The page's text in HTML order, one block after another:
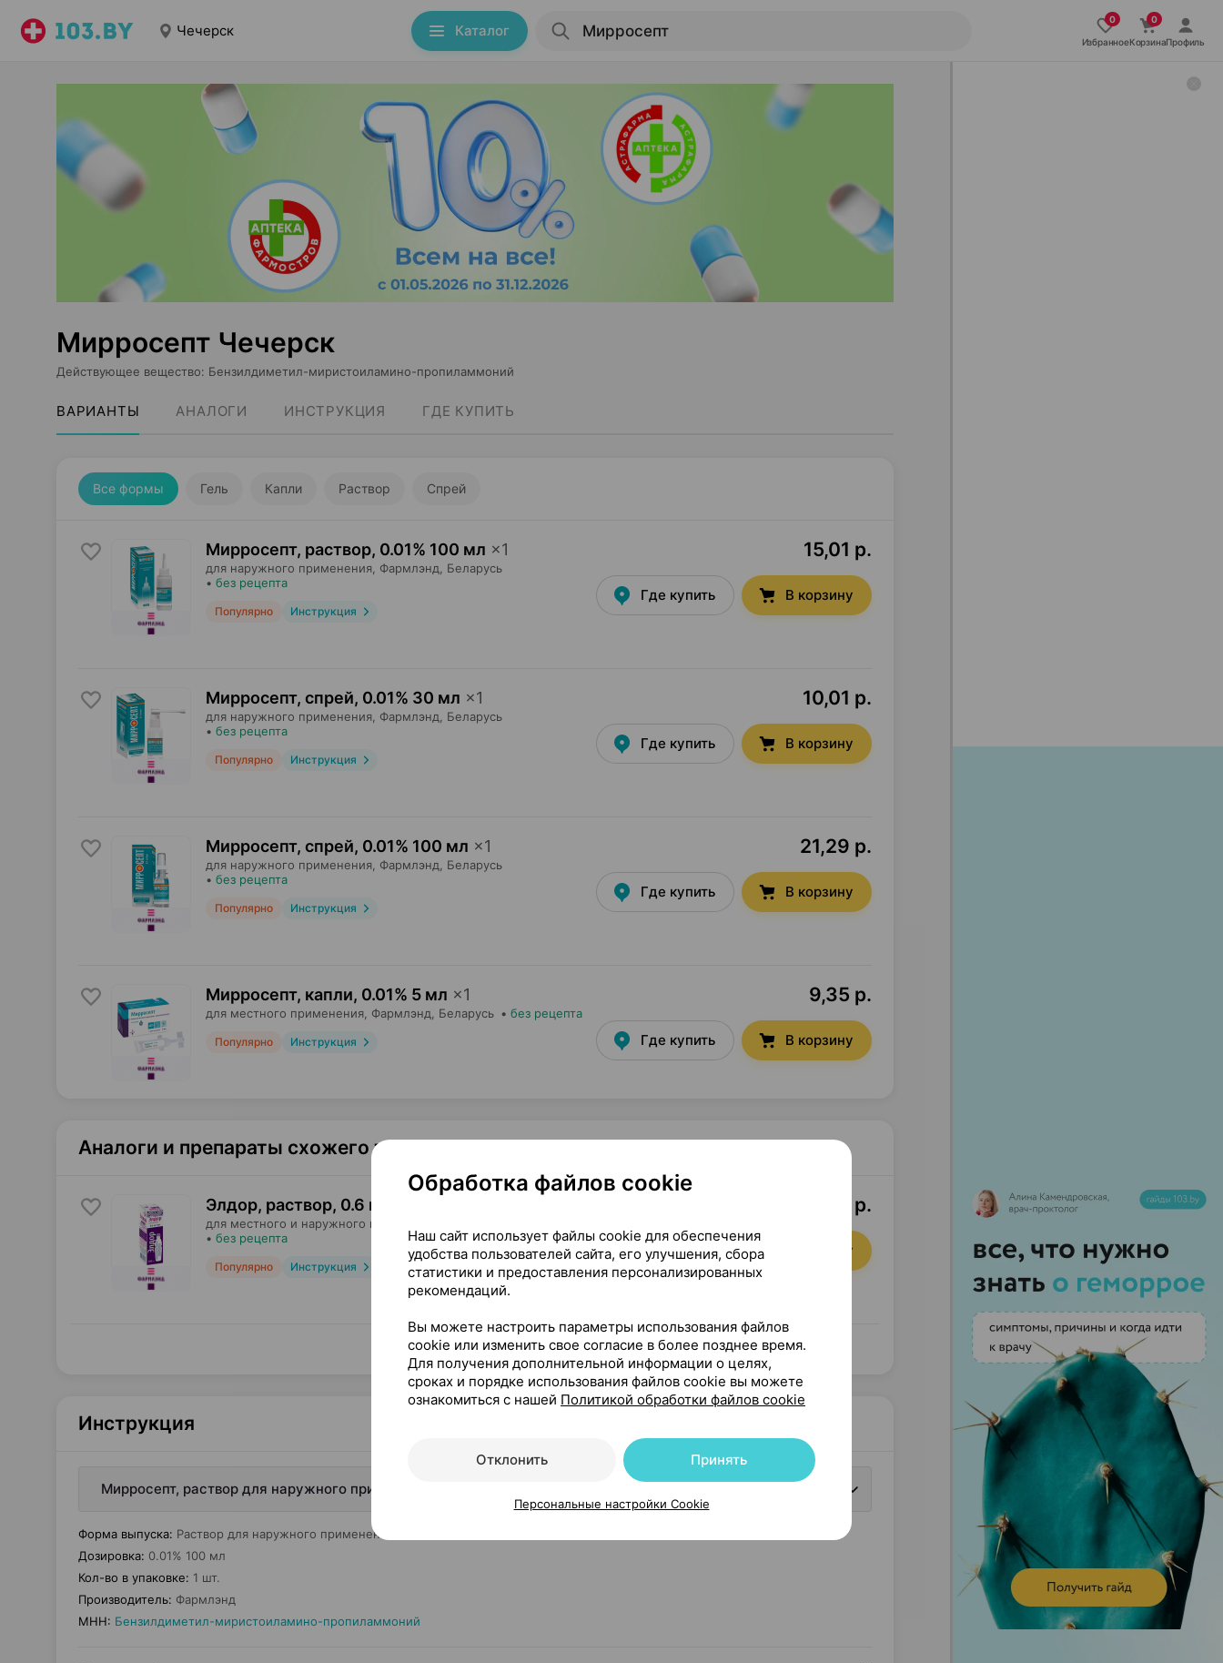
Чечерск Каталог
ИзбранноеКорзинаПрофиль
Мирросепт Чечерск
Действующее вещество: Бензилдиметил-миристоиламино-пропиламмоний
ВАРИАНТЫ АНАЛОГИ ИНСТРУКЦИЯ ГДЕ КУПИТЬ
Все формы Гель Капли Раствор Спрей
Мирросепт, раствор, 0.01% 100 мл ×1
для наружного применения, Фармлэнд , Беларусь
• без рецепта
Популярно Инструкция
15,01 р.
Где купить В корзину
Мирросепт, спрей, 0.01% 30 мл ×1
для наружного применения, Фармлэнд , Беларусь
• без рецепта
Популярно Инструкция
10,01 р.
Где купить В корзину
Мирросепт, спрей, 0.01% 100 мл ×1
для наружного применения, Фармлэнд , Беларусь
• без рецепта
Популярно Инструкция
21,29 р.
Где купить В корзину
Мирросепт, капли, 0.01% 5 мл ×1
для местного применения, Фармлэнд , Беларусь • без рецепта
Популярно Инструкция
9,35 р.
Где купить В корзину
Аналоги и препараты схожего терапевтического действия
Элдор, раствор, 0.6 мг / 1 мл 500 мл
для местного и наружного применения,
• без рецепта
Популярно Инструкция
10,82 р.
Где купить В корзину
Показать еще
Инструкция
Мирросепт, раствор для наружного применения, 0.01% 100 мл ×1, Фармлэнд Беларусь
Форма выпуска: Раствор для наружного применения
Дозировка: 0.01% 100 мл
Кол-во в упаковке: 1 шт.
Производитель: Фармлэнд
МНН: Бензилдиметил-миристоиламино-пропиламмоний
Обработка файлов cookie
Наш сайт использует файлы cookie для обеспечения
удобства пользователей сайта, его улучшения, сбора
статистики и предоставления персонализированных
рекомендаций.
Вы можете настроить параметры использования файлов
cookie или изменить свое согласие в более позднее время.
Для получения дополнительной информации о целях,
сроках и порядке использования файлов cookie вы можете
ознакомиться с нашей Политикой обработки файлов cookie
Отклонить Принять
Персональные настройки Cookie